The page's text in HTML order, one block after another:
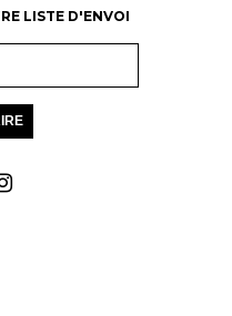
LISTE D'ENVOI